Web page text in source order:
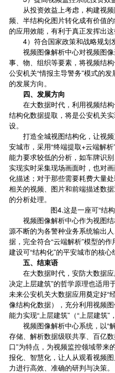
从投资效益上考虑，构建视频
频、半结构化图片转化成有价值
的应用效能，有利于真正发挥出这
4）符合国家政策和战略规划
视频图像解析中心对视频图像
事、物、组织等要素，将视频结
公安机关“情报主导警务”模式的
的发展方向。
四、发展方向
在大数据时代，利用视频结构
结构化数据提取，将是公安机关
设。
打造全城视图结构化，让视频
安城市，采用“终端提取+云端解
能力要求较低的分析，如车牌识
实现实时采集现场画面时，也对
化描述；对于那些需要耗费大量
相关的视频、图片和前端描述数
的分析处理。
图4.这是一座可“结
视频图像解析中心作为视图结
源不断的为各警种业务系统输出
据，完全符合“云端解析”模型的
建设可“结构化”的平安城市的核心
五、结束语
在大数据时代，安防大数据应
决定上层建筑”的哲学原理也适用
未来公安机关大数据应用奠定好“
像结构化数据），充分利用视频
能力实现“上层建筑”（“上层建筑”
视频图像解析中心系统，以“
存储、解析数据级联共享、百亿
口”为特点，为视频监控领域带来
报化、智慧化，让人从观看视频
力进行高效、准确的研判与决策。